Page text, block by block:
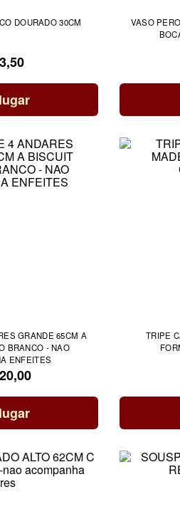
DOURADO 30CM
VASO
GRANDE 65CM A
BRANCO - NAO
ENFEITES
TRIPE